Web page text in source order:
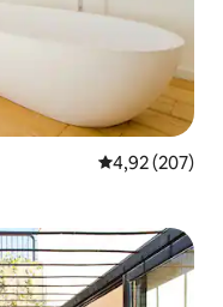
4,92 av 5 i
4,92 (207)